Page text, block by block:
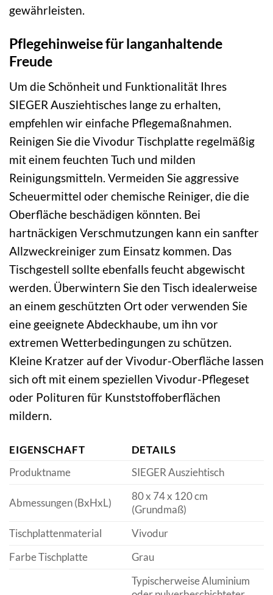
gewährleisten.
Pflegehinweise für langanhaltende
Freude
Um die Schönheit und Funktionalität Ihres
SIEGER Ausziehtisches lange zu erhalten,
empfehlen wir einfache Pflegemaßnahmen.
Reinigen Sie die Vivodur Tischplatte regelmäßig
mit einem feuchten Tuch und milden
Reinigungsmitteln. Vermeiden Sie aggressive
Scheuermittel oder chemische Reiniger, die die
Oberfläche beschädigen könnten. Bei
hartnäckigen Verschmutzungen kann ein sanfter
Allzweckreiniger zum Einsatz kommen. Das
Tischgestell sollte ebenfalls feucht abgewischt
werden. Überwintern Sie den Tisch idealerweise
an einem geschützten Ort oder verwenden Sie
eine geeignete Abdeckhaube, um ihn vor
extremen Wetterbedingungen zu schützen.
Kleine Kratzer auf der Vivodur-Oberfläche lassen
sich oft mit einem speziellen Vivodur-Pflegeset
oder Polituren für Kunststoffoberflächen
mildern.
EIGENSCHAFT
DETAILS
Produktname
SIEGER Ausziehtisch
Abmessungen (BxHxL)
80 x 74 x 120 cm
(Grundmaß)
Tischplattenmaterial
Vivodur
Farbe Tischplatte
Grau
Typischerweise Aluminium